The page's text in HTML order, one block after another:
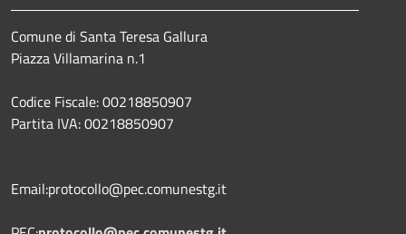
Comune di Santa Teresa Gallura
Piazza Villamarina n.1
Codice Fiscale: 00218850907
Partita IVA: 00218850907
Email:protocollo@pec.comunestg.it